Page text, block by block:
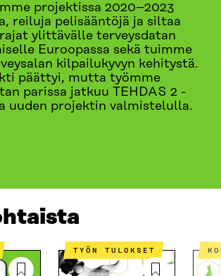
projektissa 2020–2023
reiluja pelisääntöjä ja siltaa
ylittävälle terveysdatan
Euroopassa sekä tuimme
kilpailukyvyn kehitystä.
päättyi, mutta työmme
parissa jatkuu TEHDAS 2 -
uuden projektin valmistelulla.
TYÖN TULOKSET